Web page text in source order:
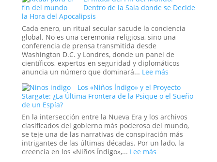
Historia
de
¿La
Estadística
más
Espeluznante
de
la
Blanca
o
Mito
más
Perverso?
Dentro de la Sala donde se Decide
la Hora del Apocalipsis
Cada enero, un ritual secular sacude la conciencia
global. No es una ceremonia religiosa, sino una
conferencia de prensa transmitida desde
Washington D.C. y Londres, donde un panel de
científicos, expertos en seguridad y diplomáticos
anuncia un número que dominará... Lee más:
Ritual
del
del
Mundo:
Dentro
de
Los «Niños Índigo» y el Proyecto
Stargate: ¿La Última Frontera de la Psique o el Sueño
de un Espía?
En la intersección entre la Nueva Era y los archivos
clasificados del gobierno más poderoso del mundo,
se teje una de las narrativas de conspiración más
intrigantes de las últimas décadas. Por un lado, la
creencia en los «Niños Índigo»,... Lee más: